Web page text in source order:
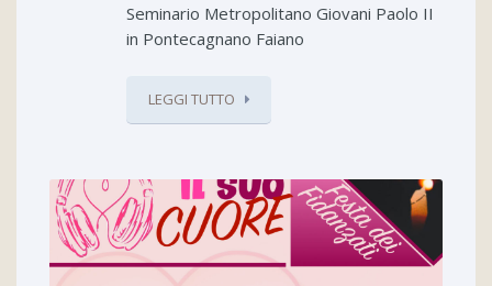
Seminario Metropolitano Giovani Paolo II
in Pontecagnano Faiano
LEGGI TUTTO